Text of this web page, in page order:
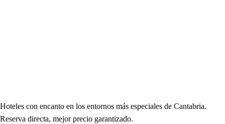
Hoteles con encanto en los entornos más especiales de Cantabria.
Reserva directa, mejor precio garantizado.